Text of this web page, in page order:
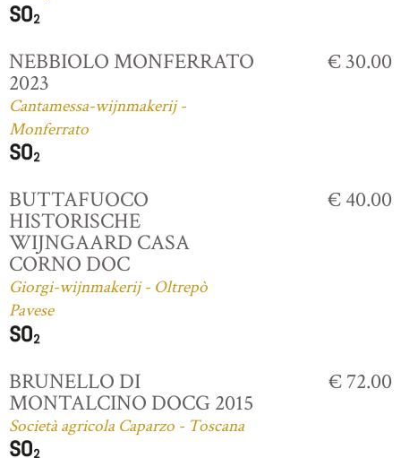
NEBBIOLO MONFERRATO
2023
Cantamessa-wijnmakerij -
Monferrato
€ 30.00
BUTTAFUOCO
HISTORISCHE
WIJNGAARD CASA
CORNO DOC
Giorgi-wijnmakerij - Oltrepò
Pavese
€ 40.00
BRUNELLO DI
MONTALCINO DOCG 2015
Società agricola Caparzo - Toscana
€ 72.00